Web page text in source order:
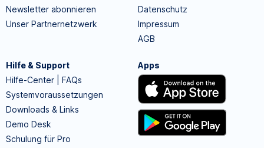
Newsletter abonnieren
Unser Partnernetzwerk
Datenschutz
Impressum
AGB
Hilfe & Support
Hilfe-Center | FAQs
Systemvoraussetzungen
Downloads & Links
Demo Desk
Schulung für Pro
Apps